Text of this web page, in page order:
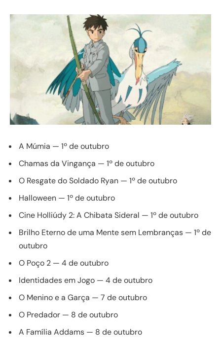
A Múmia — 1º de outubro
Chamas da Vingança — 1º de outubro
O Resgate do Soldado Ryan — 1º de outubro
Halloween — 1º de outubro
Cine Holliúdy 2: A Chibata Sideral — 1º de outubro
Brilho Eterno de uma Mente sem Lembranças — 1º de
outubro
O Poço 2 — 4 de outubro
Identidades em Jogo — 4 de outubro
O Menino e a Garça — 7 de outubro
O Predador — 8 de outubro
A Família Addams — 8 de outubro